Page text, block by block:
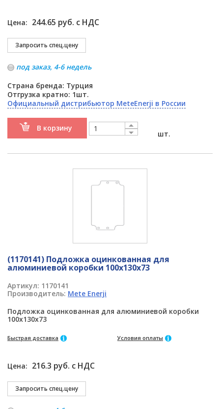
Цена: 244.65 руб. с НДС
под заказ, 4-6 недель
Страна бренда: Турция
Отгрузка кратно: 1шт.
Официальный дистрибьютор MeteEnerji в России
В корзину
шт.
(1170141) Подложка оцинкованная для
алюминиевой коробки 100x130x73
Артикул: 1170141
Производитель: Mete Enerji
Подложка оцинкованная для алюминиевой коробки
100x130x73
Быстрая доставка Условия оплаты
Цена: 216.3 руб. с НДС